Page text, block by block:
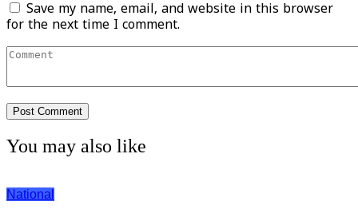
Save my name, email, and website in this browser
for the next time I comment.
You may also like
National